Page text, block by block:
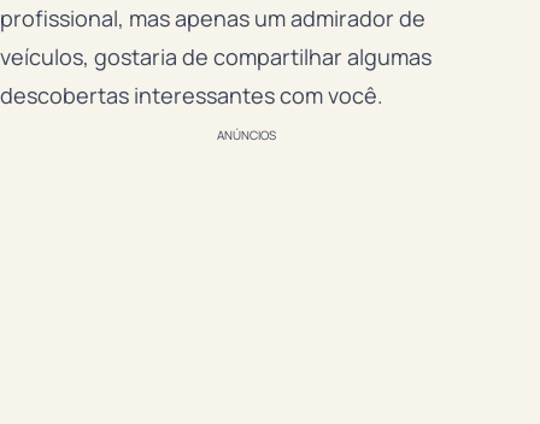
profissional, mas apenas um admirador de
veículos, gostaria de compartilhar algumas
descobertas interessantes com você.
ANÚNCIOS